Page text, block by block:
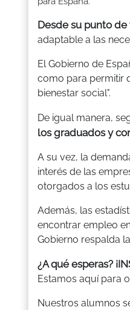
Desde su punto
adaptable a las
El Gobierno de
como para permitir
bienestar social".
De igual manera,
los graduados y
A su vez, la
interés de las
otorgados a los
Además, las
encontrar empleo
Gobierno respalda
¿A qué esperas?
Estamos aquí para
Nuestros alumnos